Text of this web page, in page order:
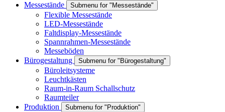
Messestände
Submenu for "Messestände"
Flexible Messestände
LED-Messestände
Faltdisplay-Messestände
Spannrahmen-Messestände
Messeböden
Bürogestaltung
Submenu for "Bürogestaltung"
Büroleitsysteme
Leuchtkästen
Raum-in-Raum Schallschutz
Raumteiler
Produktion
Submenu for "Produktion"